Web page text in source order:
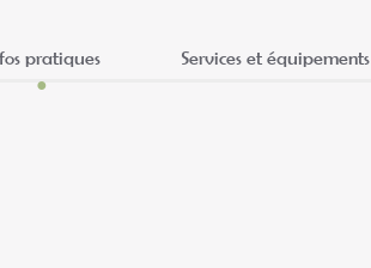
pratiques Services et équipements